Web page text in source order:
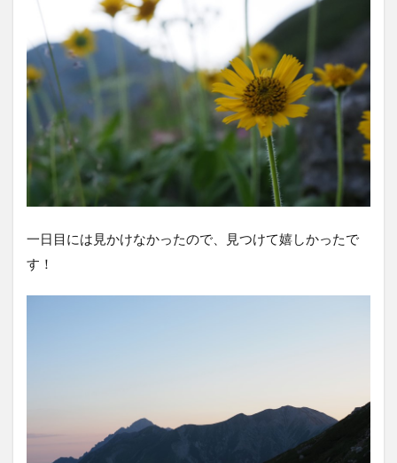
一日目には見かけなかったので、見つけて嬉しかったで
す！